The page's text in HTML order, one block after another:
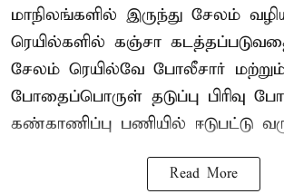
மாநிலங்களில் இருந்து சேலம்
ரெயில்களில் கஞ்சா
சேலம் ரெயில்வே போலீசார்
போதைப்பொருள் தடுப்பு பிரிவு
கண்காணிப்பு பணியில் ஈடுபட்டு
Read More